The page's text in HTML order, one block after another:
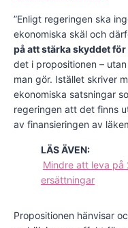
”Enligt regeringen ska
ekonomiska skäl och
på att stärka skyddet
det i propositionen –
man gör. Istället skriver
ekonomiska satsningar
regeringen att det finns
av finansieringen av
LÄS ÄVEN:
Mindre att leva på
ersättningar
Propositionen hänvisar